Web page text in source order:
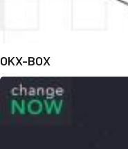
OKX-BOX